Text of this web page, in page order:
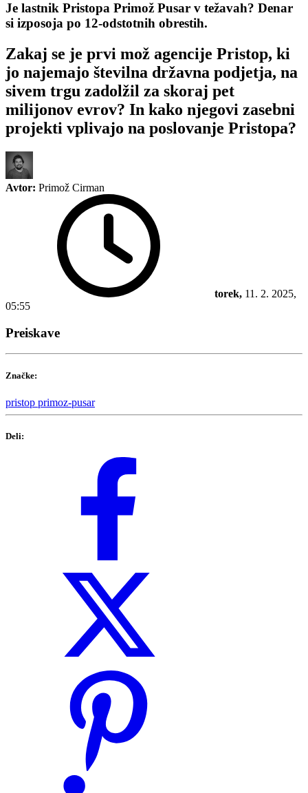
Je lastnik Pristopa Primož Pusar v težavah? Denar
si izposoja po 12-odstotnih obrestih.
Zakaj se je prvi mož agencije Pristop, ki
jo najemajo številna državna podjetja, na
sivem trgu zadolžil za skoraj pet
milijonov evrov? In kako njegovi zasebni
projekti vplivajo na poslovanje Pristopa?
Avtor: Primož Cirman
torek, 11. 2. 2025,
05:55
Preiskave
Značke:
pristop primoz-pusar
Deli: